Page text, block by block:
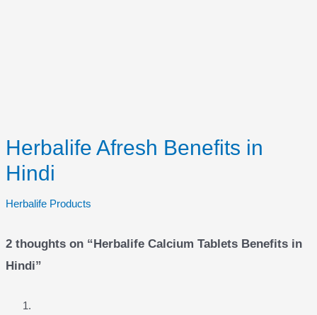
Herbalife Afresh Benefits in
Hindi
Herbalife Products
2 thoughts on “Herbalife Calcium Tablets Benefits in
Hindi”